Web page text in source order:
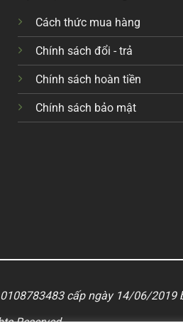
Cách thức mua hàng
Chính sách đổi - trả
Chính sách hoàn tiền
Chính sách bảo mật
cấp ngày 14/06/2019